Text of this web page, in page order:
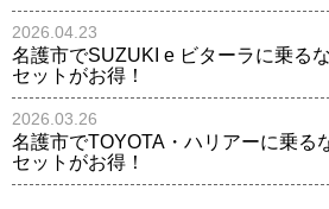
2026.04.23
名護市でSUZUKI e ビターラに乗る
セットがお得！
2026.03.26
名護市でTOYOTA・ハリアーに乗る
セットがお得！